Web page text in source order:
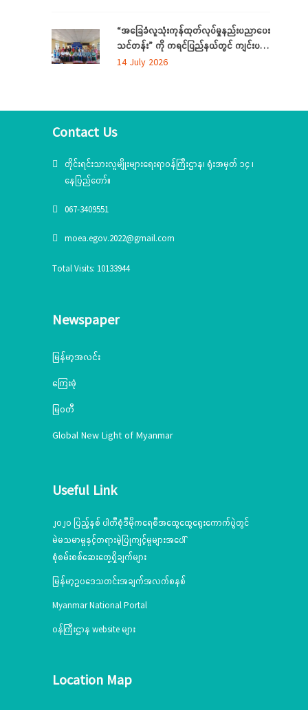
“အခြေခံလူသုံးကုန်ထုတ်လုပ်မှုနည်းပညာပေး
သင်တန်း” ကို ကရင်ပြည်နယ်တွင် ကျင်းပ
ပြုလုပ်
14 July 2026
Contact Us
တိုင်းရင်းသားလူမျိုးများရေးရာဝန်ကြီးဌာန၊ ရုံးအမှတ် ၁၄ ၊
နေပြည်တော်။
067-3409551
moea.egov.2022@gmail.com
Total Visits: 10133944
Newspaper
မြန်မာ့အလင်း
ကြေးမုံ
မြဝတီ
Global New Light of Myanmar
Useful Link
၂၀၂၀ ပြည့်နှစ် ပါတီစုံဒီမိုကရေစီအထွေထွေရွေးကောက်ပွဲတွင်
မဲမသမာမှုနှင့်တရားမဲ့ပြုကျင့်မှုများအပေါ်
စုံစမ်းစစ်ဆေးတွေ့ရှိချက်များ
မြန်မာ့ဥပဒေသတင်းအချက်အလက်စနစ်
Myanmar National Portal
ဝန်ကြီးဌာန website များ
Location Map